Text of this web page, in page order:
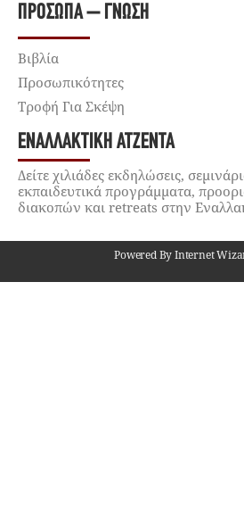
ΠΡΌΣΩΠΑ – ΓΝΏΣΗ
Βιβλία
Προσωπικότητες
Τροφή Για Σκέψη
ΕΝΑΛΛΑΚΤΙΚΉ ΑΤΖΈΝΤΑ
Δείτε χιλιάδες εκδηλώσεις,
εκπαιδευτικά προγράμματα,
διακοπών και retreats στην
Powered By Internet